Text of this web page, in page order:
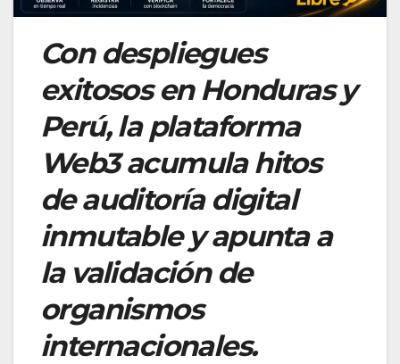
Con despliegues
exitosos en Honduras y
Perú, la plataforma
Web3 acumula hitos
de auditoría digital
inmutable y apunta a
la validación de
organismos
internacionales.